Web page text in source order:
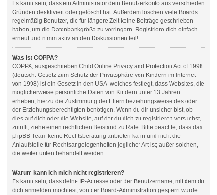
Es kann sein, dass ein Administrator dein Benutzerkonto aus verschieden
Gründen deaktiviert oder gelöscht hat. Außerdem löschen viele Boards
regelmäßig Benutzer, die für längere Zeit keine Beiträge geschrieben
haben, um die Datenbankgröße zu verringern. Registriere dich einfach
erneut und nimm aktiv an den Diskussionen teil!
Was ist COPPA?
COPPA, ausgeschrieben Child Online Privacy and Protection Act of 1998
(deutsch: Gesetz zum Schutz der Privatsphäre von Kindern im Internet
von 1998) ist ein Gesetz in den USA, welches festlegt, dass Websites, die
möglicherweise persönliche Daten von Kindern unter 13 Jahren
erheben, hierzu die Zustimmung der Eltern beziehungsweise des oder
der Erziehungsberechtigten benötigen. Wenn du dir unsicher bist, ob
dies auf dich oder die Website, auf der du dich zu registrieren versuchst,
zutrifft, ziehe einen rechtlichen Beistand zu Rate. Bitte beachte, dass das
phpBB-Team keine Rechtsberatung anbieten kann und nicht die
Anlaufstelle für Rechtsangelegenheiten jeglicher Art ist; außer solchen,
die weiter unten behandelt werden.
Warum kann ich mich nicht registrieren?
Es kann sein, dass deine IP-Adresse oder der Benutzername, mit dem du
dich anmelden möchtest, von der Board-Administration gesperrt wurde.